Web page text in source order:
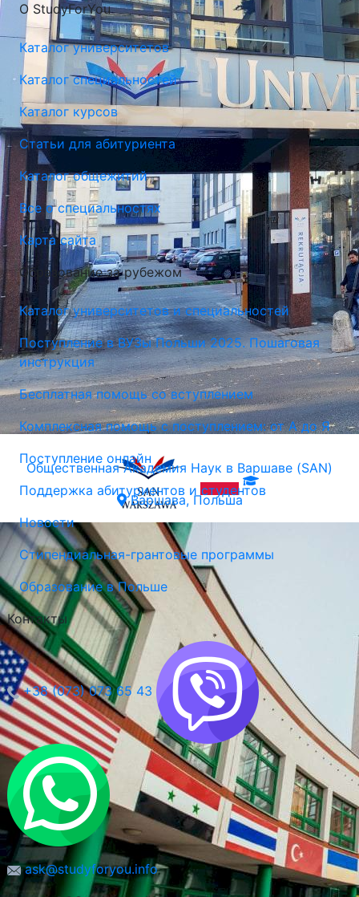
Общественная Академия Наук в Варшаве (SAN)
Варшава, Польша
О StudyForYou
Каталог университетов
Каталог специальностей
Каталог курсов
Статьи для абитуриента
Каталог общежитий
Все о специальностях
Карта сайта
Образование за рубежом
Каталог университетов и специальностей
Поступление в ВУЗы Польши 2025. Пошаговая
инструкция
Бесплатная помощь со вступлением
Комплексная помощь с поступлением: от А до Я
Поступление онлайн
Поддержка абитуриентов и студентов
Новости
Стипендиальная-грантовые программы
Образование в Польше
Контакты
+38 (073) 073 65 43
ask@studyforyou.info